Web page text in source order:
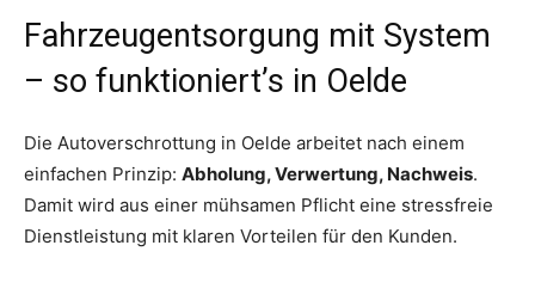
Fahrzeugentsorgung mit System
– so funktioniert’s in Oelde
Die Autoverschrottung in Oelde arbeitet nach einem
einfachen Prinzip: Abholung, Verwertung, Nachweis.
Damit wird aus einer mühsamen Pflicht eine stressfreie
Dienstleistung mit klaren Vorteilen für den Kunden.